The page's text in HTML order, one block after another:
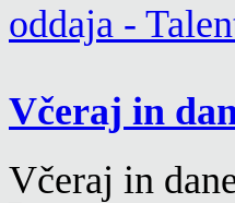
Včeraj in
Včeraj in